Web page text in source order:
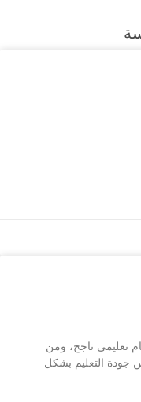
تعليمي ناجح، ومن
جودة التعليم بشكل